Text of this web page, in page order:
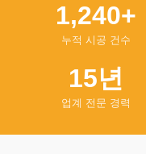
1,240+
누적 시공 건수
15년
업계 전문 경력